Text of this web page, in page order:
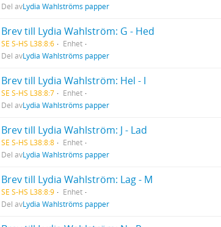
Del avLydia Wahlströms papper
Brev till Lydia Wahlström: G - Hed
SE S-HS L38:8:6
Enhet
Del avLydia Wahlströms papper
Brev till Lydia Wahlström: Hel - I
SE S-HS L38:8:7
Enhet
Del avLydia Wahlströms papper
Brev till Lydia Wahlström: J - Lad
SE S-HS L38:8:8
Enhet
Del avLydia Wahlströms papper
Brev till Lydia Wahlström: Lag - M
SE S-HS L38:8:9
Enhet
Del avLydia Wahlströms papper